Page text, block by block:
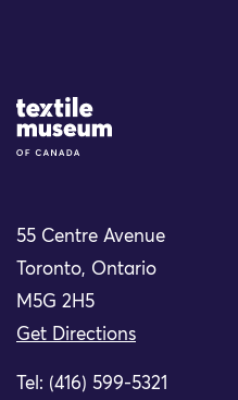
Site Logo
55 Centre Avenue
Toronto, Ontario
M5G 2H5
Get Directions
Tel: (416) 599-5321